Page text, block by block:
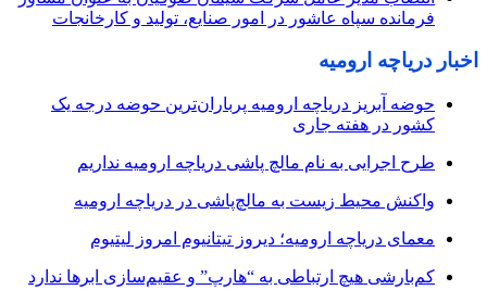
فرمانده سپاه عاشور در امور صنایع، تولید و کارخانجات
اخبار دریاچه ارومیه
حوضه آبریز دریاچه ارومیه پرباران‌ترین حوضه‌ درجه یک
کشور در هفته جاری
طرح اجرایی به نام مالچ پاشی دریاچه ارومیه نداریم
واکنش محیط زیست به مالچ‌پاشی در دریاچه ارومیه
معمای دریاچه ارومیه؛ دیروز تیتانیوم امروز لیتیوم
کم‌بارشی هیچ ارتباطی به “هارپ” و عقیم‌سازی ابرها ندارد